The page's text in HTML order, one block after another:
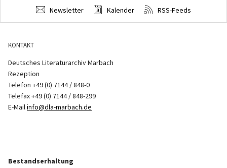
Newsletter Kalender RSS-Feeds
KONTAKT
Deutsches Literaturarchiv Marbach
Rezeption
Telefon +49 (0) 7144 / 848-0
Telefax +49 (0) 7144 / 848-299
E-Mail info@dla-marbach.de
Bestandserhaltung